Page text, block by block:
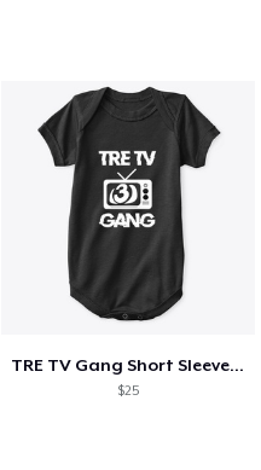
TRE TV Gang Short Sleeve Baby Bodysuit
$25